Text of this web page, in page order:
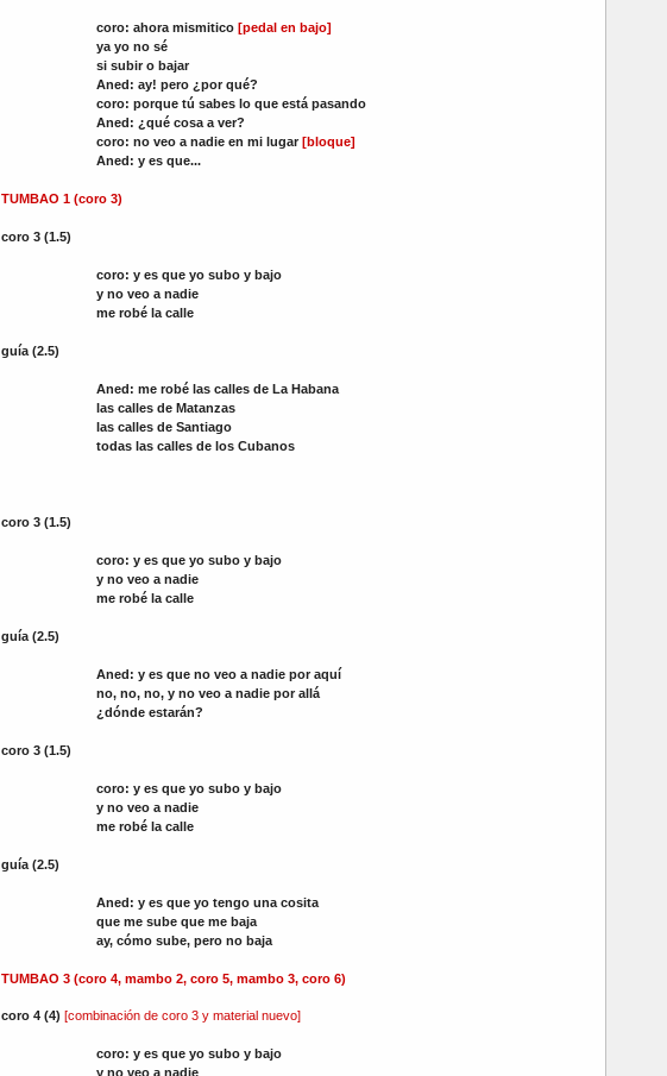
coro: ahora mismitico [pedal en bajo]
ya yo no sé
si subir o bajar
Aned: ay! pero ¿por qué?
coro: porque tú sabes lo que está pasando
Aned: ¿qué cosa a ver?
coro: no veo a nadie en mi lugar [bloque]
Aned: y es que...
TUMBAO 1 (coro 3)
coro 3 (1.5)
coro: y es que yo subo y bajo
y no veo a nadie
me robé la calle
guía (2.5)
Aned: me robé las calles de La Habana
las calles de Matanzas
las calles de Santiago
todas las calles de los Cubanos
coro 3 (1.5)
coro: y es que yo subo y bajo
y no veo a nadie
me robé la calle
guía (2.5)
Aned: y es que no veo a nadie por aquí
no, no, no, y no veo a nadie por allá
¿dónde estarán?
coro 3 (1.5)
coro: y es que yo subo y bajo
y no veo a nadie
me robé la calle
guía (2.5)
Aned: y es que yo tengo una cosita
que me sube que me baja
ay, cómo sube, pero no baja
TUMBAO 3 (coro 4, mambo 2, coro 5, mambo 3, coro 6)
coro 4 (4) [combinación de coro 3 y material nuevo]
coro: y es que yo subo y bajo
y no veo a nadie